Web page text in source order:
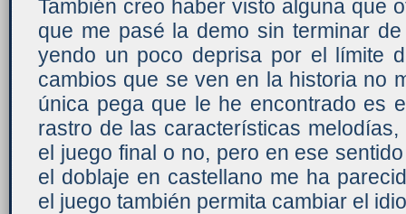
También creo haber visto alguna que
que me pasé la demo sin terminar
yendo un poco deprisa por el límite
cambios que se ven en la historia no
única pega que le he encontrado es
rastro de las características
el juego final o no, pero en ese
el doblaje en castellano me ha
el juego también permita cambiar el